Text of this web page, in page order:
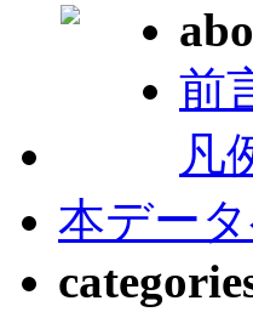
前
凡
本デー